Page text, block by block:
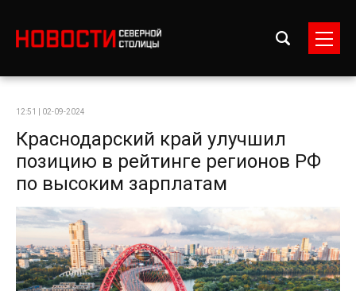
12:51 | 02-09-2024
Краснодарский край улучшил
позицию в рейтинге регионов РФ
по высоким зарплатам